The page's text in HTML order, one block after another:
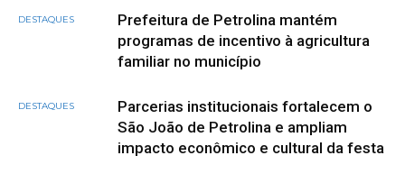
DESTAQUES
Prefeitura de Petrolina mantém
programas de incentivo à agricultura
familiar no município
DESTAQUES
Parcerias institucionais fortalecem o
São João de Petrolina e ampliam
impacto econômico e cultural da festa